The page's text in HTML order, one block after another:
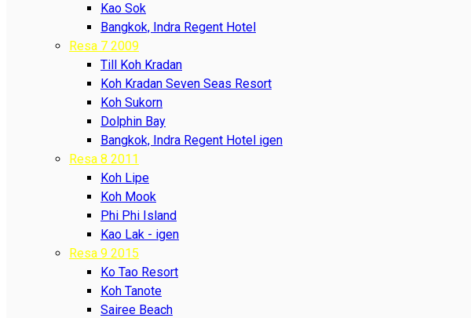
Kao Sok
Bangkok, Indra Regent Hotel
Resa 7 2009
Till Koh Kradan
Koh Kradan Seven Seas Resort
Koh Sukorn
Dolphin Bay
Bangkok, Indra Regent Hotel igen
Resa 8 2011
Koh Lipe
Koh Mook
Phi Phi Island
Kao Lak - igen
Resa 9 2015
Ko Tao Resort
Koh Tanote
Sairee Beach